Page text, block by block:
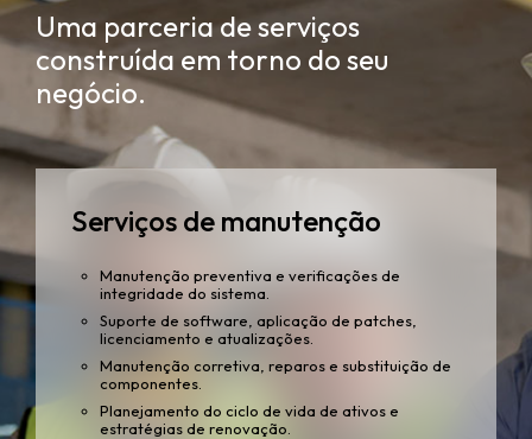
Uma parceria de serviços
construída em torno do seu
negócio.
Serviços de manutenção
Manutenção preventiva e verificações de
integridade do sistema.
Suporte de software, aplicação de patches,
licenciamento e atualizações.
Manutenção corretiva, reparos e substituição de
componentes.
Planejamento do ciclo de vida de ativos e
estratégias de renovação.